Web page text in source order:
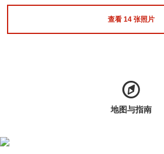
查看 14 张照片
地图与指南